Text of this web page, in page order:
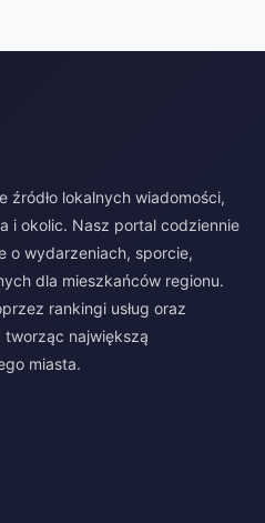
źródło lokalnych wiadomości,
i okolic. Nasz portal codziennie
o wydarzeniach, sporcie,
dla mieszkańców regionu.
rankingi usług oraz
tworząc największą
miasta.